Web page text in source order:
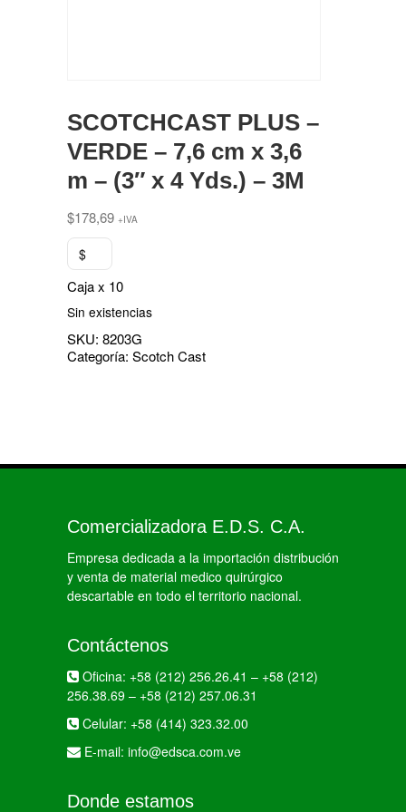
SCOTCHCAST PLUS –
VERDE – 7,6 cm x 3,6
m – (3″ x 4 Yds.) – 3M
$178,69 +IVA
$
Caja x 10
Sin existencias
SKU: 8203G
Categoría: Scotch Cast
Comercializadora E.D.S. C.A.
Empresa dedicada a la importación distribución
y venta de material medico quirúrgico
descartable en todo el territorio nacional.
Contáctenos
Oficina: +58 (212) 256.26.41 – +58 (212)
256.38.69 – +58 (212) 257.06.31
Celular: +58 (414) 323.32.00
E-mail: info@edsca.com.ve
Donde estamos